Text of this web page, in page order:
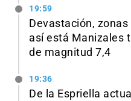
19:59
Devastación,
así está Manizales
de magnitud 7,4
19:36
De la Espriella